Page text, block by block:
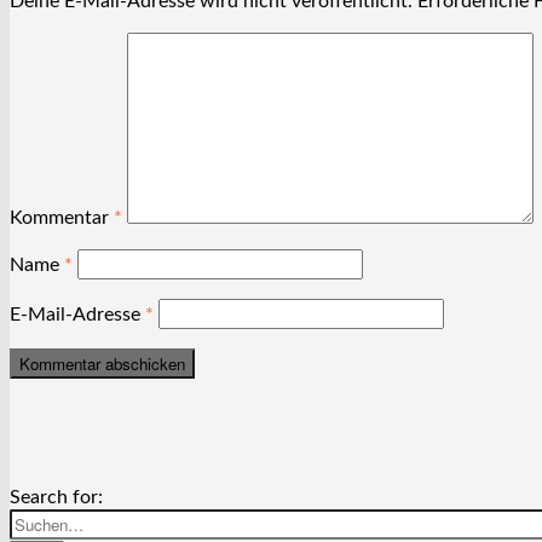
Kommentar *
Name *
E-Mail-Adresse *
Search for: